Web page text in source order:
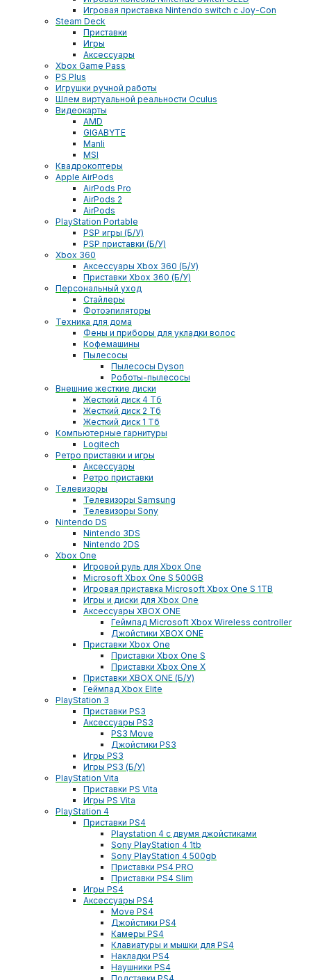
Игровая приставка Nintendo switch с Joy-Con
Steam Deck
Приставки
Игры
Аксессуары
Xbox Game Pass
PS Plus
Игрушки ручной работы
Шлем виртуальной реальности Oculus
Видеокарты
AMD
GIGABYTE
Manli
MSI
Квадрокоптеры
Apple AirPods
AirPods Pro
AirPods 2
AirPods
PlayStation Portable
PSP игры (Б/У)
PSP приставки (Б/У)
Xbox 360
Аксессуары Xbox 360 (Б/У)
Приставки Xbox 360 (Б/У)
Персональный уход
Стайлеры
Фотоэпиляторы
Техника для дома
Фены и приборы для укладки волос
Кофемашины
Пылесосы
Пылесосы Dyson
Роботы-пылесосы
Внешние жесткие диски
Жесткий диск 4 Тб
Жесткий диск 2 Тб
Жесткий диск 1 Тб
Компьютерные гарнитуры
Logitech
Ретро приставки и игры
Аксессуары
Ретро приставки
Телевизоры
Телевизоры Samsung
Телевизоры Sony
Nintendo DS
Nintendo 3DS
Nintendo 2DS
Xbox One
Игровой руль для Xbox One
Microsoft Xbox One S 500GB
Игровая приставка Microsoft Xbox One S 1TB
Игры и диски для Xbox One
Аксессуары XBOX ONE
Геймпад Microsoft Xbox Wireless controller
Джойстики XBOX ONE
Приставки Xbox One
Приставки Xbox One S
Приставки Xbox One X
Приставки XBOX ONE (Б/У)
Геймпад Xbox Elite
PlayStation 3
Приставки PS3
Аксессуары PS3
PS3 Move
Джойстики PS3
Игры PS3
Игры PS3 (Б/У)
PlayStation Vita
Приставки PS Vita
Игры PS Vita
PlayStation 4
Приставки PS4
Playstation 4 с двумя джойстиками
Sony PlayStation 4 1tb
Sony PlayStation 4 500gb
Приставки PS4 PRO
Приставки PS4 Slim
Игры PS4
Аксессуары PS4
Move PS4
Джойстики PS4
Камеры PS4
Клавиатуры и мышки для PS4
Накладки PS4
Наушники PS4